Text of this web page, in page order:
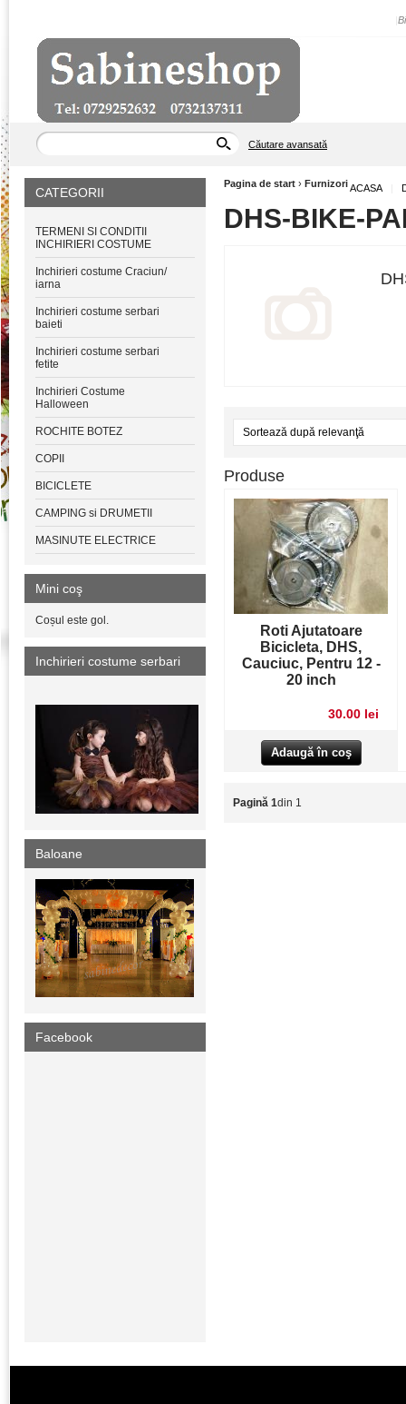
Căutare avansată
ACASA
CATEGORII
TERMENI SI CONDITII
INCHIRIERI COSTUME
Inchirieri costume Craciun/
iarna
Inchirieri costume serbari
baieti
Inchirieri costume serbari
fetite
Inchirieri Costume
Halloween
ROCHITE BOTEZ
COPII
BICICLETE
CAMPING si DRUMETII
MASINUTE ELECTRICE
Mini coş
Coșul este gol.
Inchirieri costume serbari
Baloane
Facebook
Pagina de start › Furnizori
DHS-BIKE-
Produse
Roti Ajutatoare
Bicicleta, DHS,
Cauciuc, Pentru 12 -
20 inch
30.00 lei
Pagină 1din 1